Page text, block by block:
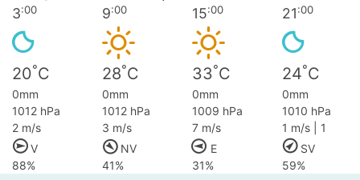
3:00 9:00 15:00 21:00
20°C 28°C 33°C 24°C
0mm 0mm 0mm
0mm
1012 hPa
1012 hPa 1009 hPa
1010 hPa
2 m/s
3 m/s 7 m/s
1 m/s | 1
V
NV E
SV
88%
41% 31% 59%